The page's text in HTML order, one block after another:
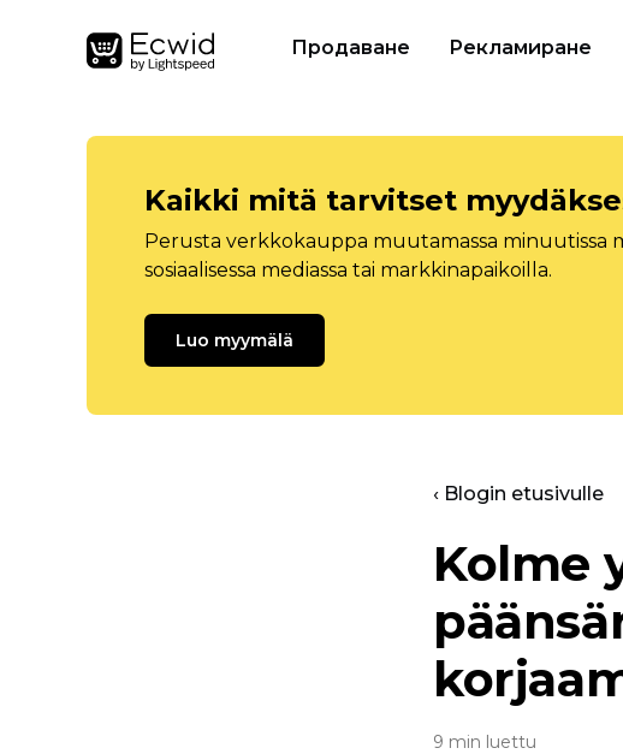
Продаване Рекламиране
Kaikki mitä tarvitset
Perusta verkkokauppa muutamassa minuutissa
sosiaalisessa mediassa tai markkinapaikoilla.
Luo myymälä
‹ Blogin etusivulle
Kolme
9 min luettu